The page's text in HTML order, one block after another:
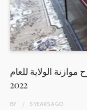
الولاية للعام
2022
BY 5 YEARSAGO